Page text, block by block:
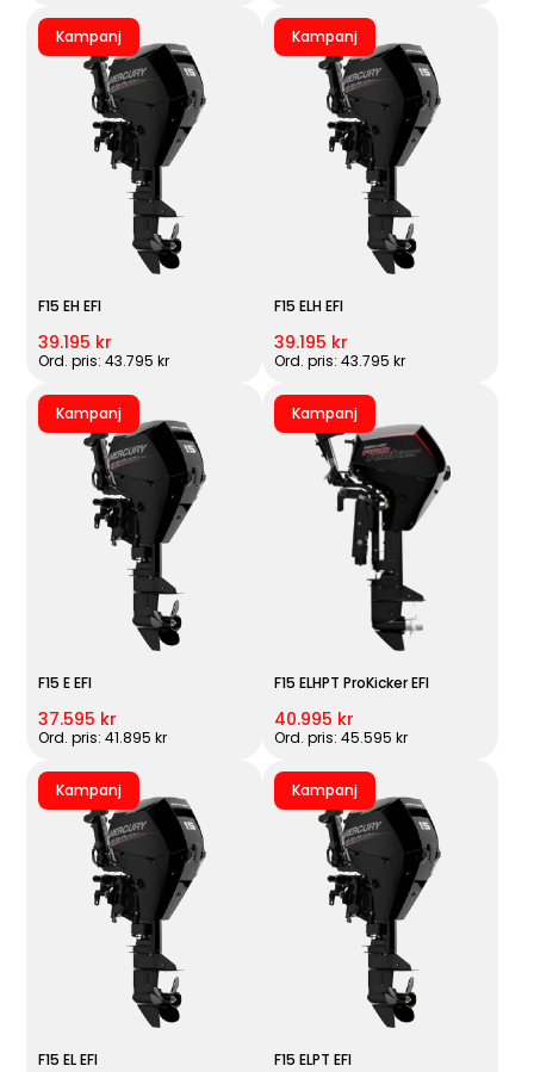
Kampanj
F15 EH EFI
39.195 kr
Ord. pris: 43.795 kr
Kampanj
F15 ELH EFI
39.195 kr
Ord. pris: 43.795 kr
Kampanj
F15 E EFI
37.595 kr
Ord. pris: 41.895 kr
Kampanj
F15 ELHPT ProKicker EFI
40.995 kr
Ord. pris: 45.595 kr
Kampanj
F15 EL EFI
Kampanj
F15 ELPT EFI